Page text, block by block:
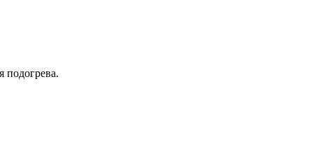
подогрева.